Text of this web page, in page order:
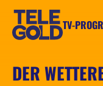
Zum
springen
TV-
DER